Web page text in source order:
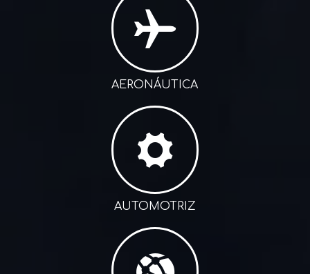
AERONÁUTICA
AUTOMOTRIZ